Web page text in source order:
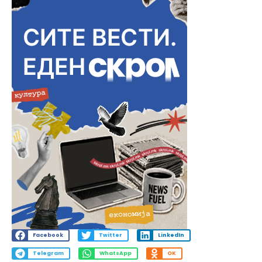
Facebook Twitter LinkedIn
Telegram WhatsApp OK